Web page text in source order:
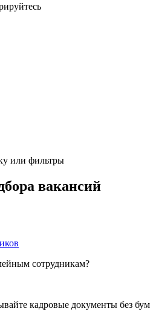
или фильтры
вакансий
сотрудникам?
кадровые документы без